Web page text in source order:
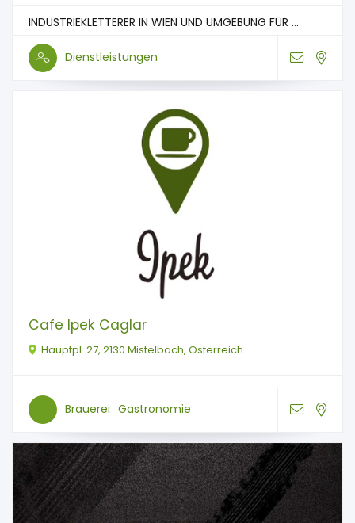
INDUSTRIEKLETTERER IN WIEN UND UMGEBUNG FÜR ...
Dienstleistungen
Cafe Ipek Caglar
Hauptpl. 27, 2130 Mistelbach, Österreich
Brauerei Gastronomie